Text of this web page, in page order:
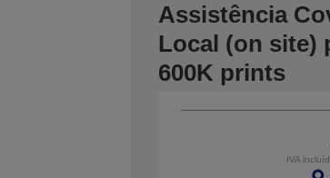
Assistência
Local (on site)
600K prints
IVA